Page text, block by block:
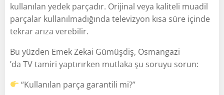
kullanılan yedek parçadır. Orijinal veya kaliteli muadil
parçalar kullanılmadığında televizyon kısa süre içinde
tekrar arıza verebilir.
Bu yüzden Emek Zekai Gümüşdiş, Osmangazi
’da TV tamiri yaptırırken mutlaka şu soruyu sorun:
“Kullanılan parça garantili mi?”